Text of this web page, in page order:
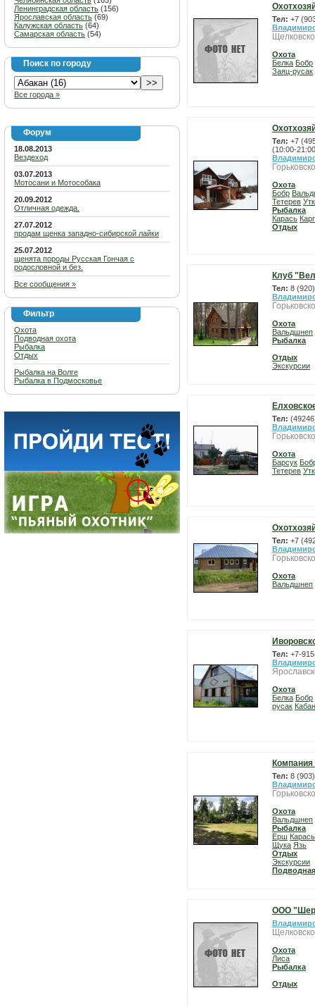
Ленинградская область (156)
Ярославская область (69)
Калужская область (64)
Самарская область (54)
Поиск по городу
Все города »
Форум
18.08.2013
Вездеход
03.07.2013
Мотосани и Мотособака
20.09.2012
Отличная одежда.
27.07.2012
продам щенка западно-сибирской лайки
25.07.2012
щенята породы Русская Гончая с
родословной и без.
Все сообщения »
Фильтр
Охота
Подводная охота
Рыбалка
Отдых
Рыбалка на Волге
Рыбалка в Подмосковье
Тел: +7
Охота
Белка Бобр
Заяц-русак
Тел: +7
(10:00-
Охота
Бобр
Тетерев
Рыбалка
Карась
Отдых
Клуб
Тел: 8
Охота
Вальдшнеп
Рыбалка
Отдых
Экскурсии
Тел:
Охота
Барсук
Тетерев
Тел: +7
Охота
Вальдшнеп
Тел: +7-
Охота
Белка Бобр
русак Кабан
Тел: 8
Охота
Вальдшнеп
Рыбалка
Ерш Карась
Щука Язь
Отдых
Экскурсии
ООО
Охота
Лиса
Рыбалка
Отдых